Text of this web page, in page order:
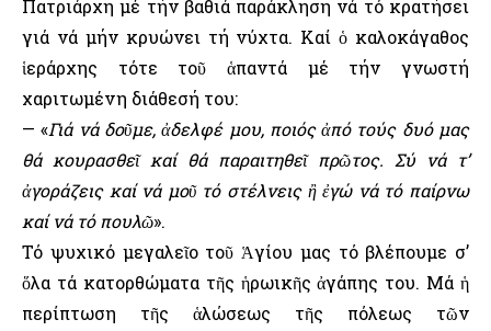
Πατριάρχη μέ τήν βαθιά παράκληση νά τό κρατήσει
γιά νά μήν κρυώνει τή νύχτα. Καί ὁ καλοκάγαθος
ἱεράρχης τότε τοῦ ἁπαντά μέ τήν γνωστή
χαριτωμένη διάθεσή του:
— «Γιά νά δοῦμε, ἀδελφέ μου, ποιός ἀπό τούς δυό μας
θά κουρασθεῖ καί θά παραιτηθεῖ πρῶτος. Σύ νά τ’
ἀγοράζεις καί νά μοῦ τό στέλνεις ἢ ἐγώ νά τό παίρνω
καί νά τό πουλῶ».
Τό ψυχικό μεγαλεῖο τοῦ Ἁγίου μας τό βλέπουμε σ’
ὅλα τά κατορθώματα τῆς ἡρωικῆς ἀγάπης του. Μά ἡ
περίπτωση τῆς ἁλώσεως τῆς πόλεως τῶν